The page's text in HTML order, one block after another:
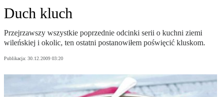
Duch kluch
Przejrzawszy wszystkie poprzednie odcinki serii o kuchni ziemi
wileńskiej i okolic, ten ostatni postanowiłem poświęcić kluskom.
Publikacja: 30.12.2009 03:20